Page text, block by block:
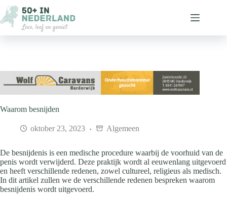
naar
de
inhoud
Waarom besnijden
oktober 23, 2023 Algemeen
De besnijdenis is een medische procedure waarbij de voorhuid van de
penis wordt verwijderd. Deze praktijk wordt al eeuwenlang uitgevoerd
en heeft verschillende redenen, zowel cultureel, religieus als medisch.
In dit artikel zullen we de verschillende redenen bespreken waarom
besnijdenis wordt uitgevoerd.